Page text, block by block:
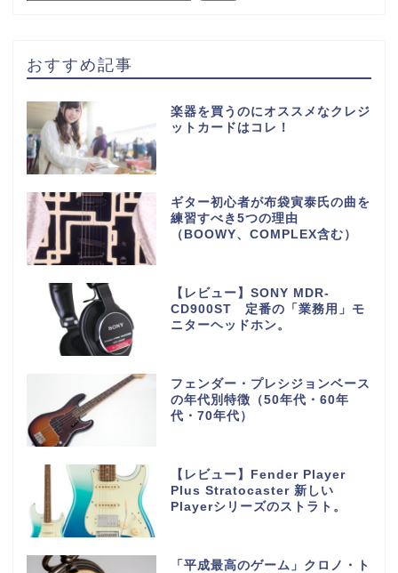
おすすめ記事
楽器を買うのにオススメなクレジ
ットカードはコレ！
ギター初心者が布袋寅泰氏の曲を
練習すべき5つの理由
（BOOWY、COMPLEX含む）
【レビュー】SONY MDR-
CD900ST 定番の「業務用」モ
ニターヘッドホン。
フェンダー・プレシジョンベース
の年代別特徴（50年代・60年
代・70年代）
【レビュー】Fender Player
Plus Stratocaster 新しい
Playerシリーズのストラト。
「平成最高のゲーム」クロノ・ト